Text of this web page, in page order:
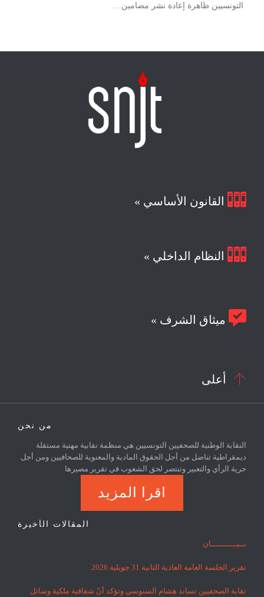
التونسيين ظاهرة إعادة نشر مضامين…
 القانون الأساسي »
 النظام الداخلي »
 ميثاق الشرف »
 أعلى
من نحن
النقابة الوطنية للصحفيين التونسيين هي منظمة نقابية مهنية مستقلة
ديمقراطية تناضل من أجل الحقوق المادية والمعنوية للصحافيين ومن أجل
حرية الرأي والتعبير وتنتصر لحق الشعوب في تقرير مصيرها
اقرا المزيد
المقالات الأخيرة
بــيـــــــــــان
تقرير الجلسة العامة العادية الثانية 31 جويلية 2026
نقابة الصحفيين تساند هشام السنوسي وتؤكد أنّ شفافية ملكية وسائل